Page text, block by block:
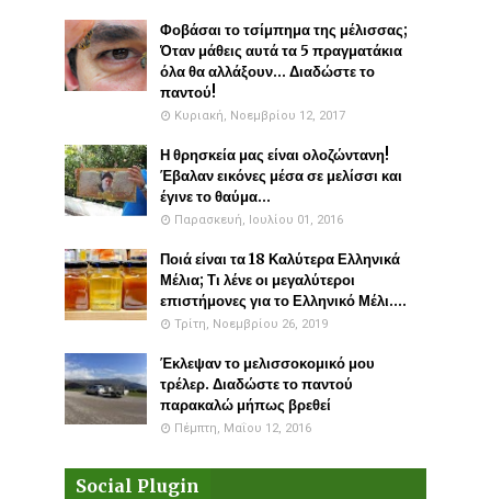
Φοβάσαι το τσίμπημα της μέλισσας;
Όταν μάθεις αυτά τα 5 πραγματάκια
όλα θα αλλάξουν... Διαδώστε το
παντού!
Κυριακή, Νοεμβρίου 12, 2017
Η θρησκεία μας είναι ολοζώντανη!
Έβαλαν εικόνες μέσα σε μελίσσι και
έγινε το θαύμα...
Παρασκευή, Ιουλίου 01, 2016
Ποιά είναι τα 18 Καλύτερα Ελληνικά
Μέλια; Τι λένε οι μεγαλύτεροι
επιστήμονες για το Ελληνικό Μέλι....
Τρίτη, Νοεμβρίου 26, 2019
Έκλεψαν το μελισσοκομικό μου
τρέλερ. Διαδώστε το παντού
παρακαλώ μήπως βρεθεί
Πέμπτη, Μαΐου 12, 2016
Social Plugin